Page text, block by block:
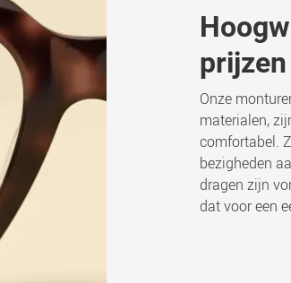
prijzen
Onze
materialen,
comfortabel.
bezigheden
dragen zijn
dat voor een